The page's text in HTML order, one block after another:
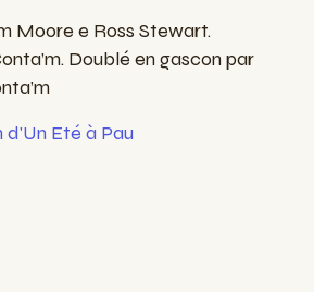
Moore e Ross Stewart.
Doublé en gascon par
Eté à Pau